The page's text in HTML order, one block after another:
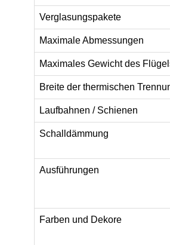
Verglasungspakete
Maximale Abmessungen
Maximales Gewicht des
Breite der thermischen
Laufbahnen / Schienen
Sсhalldämmung
Ausführungen
Farben und Dekore